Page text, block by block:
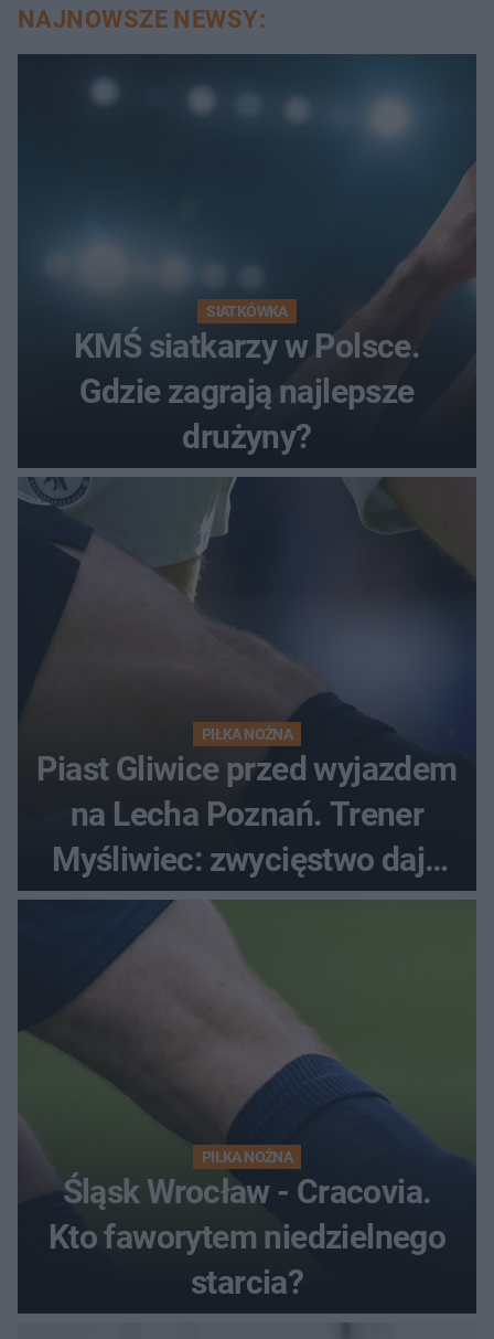
NAJNOWSZE NEWSY:
SIATKÓWKA
KMŚ siatkarzy w Polsce.
Gdzie zagrają najlepsze
drużyny?
PIŁKA NOŻNA
Piast Gliwice przed wyjazdem
na Lecha Poznań. Trener
Myśliwiec: zwycięstwo daje
satysfakcję
PIŁKA NOŻNA
Śląsk Wrocław - Cracovia.
Kto faworytem niedzielnego
starcia?